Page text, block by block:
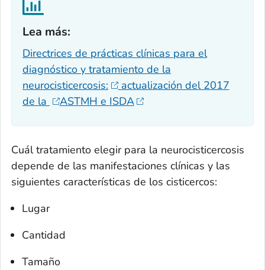
Lea más:‎
Directrices de prácticas clínicas para el
diagnóstico y tratamiento de la
neurocisticercosis:
actualización del 2017
de la
ASTMH e ISDA
Cuál tratamiento elegir para la neurocisticercosis
depende de las manifestaciones clínicas y las
siguientes características de los cisticercos:
Lugar
Cantidad
Tamaño